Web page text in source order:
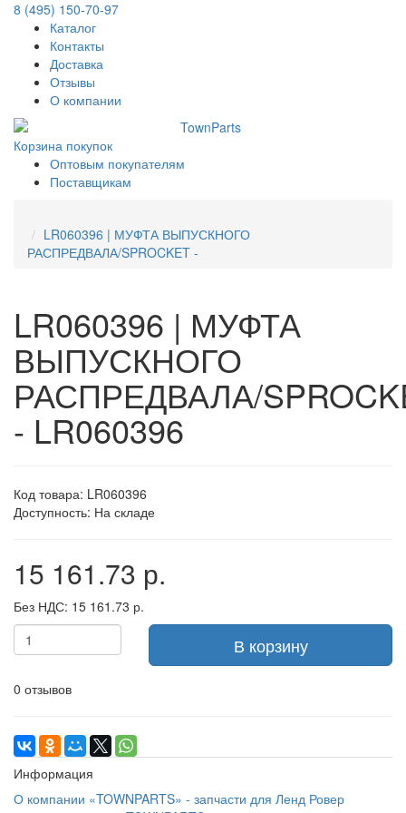
8 (495) 150-70-97
Каталог
Контакты
Доставка
Отзывы
О компании
Корзина покупок
Оптовым покупателям
Поставщикам
LR060396 | МУФТА ВЫПУСКНОГО
РАСПРЕДВАЛА/SPROCKET -
LR060396 | МУФТА
ВЫПУСКНОГО
РАСПРЕДВАЛА/
- LR060396
Код товара: LR060396
Доступность: На складе
15 161.73 р.
Без НДС: 15 161.73 р.
В корзину
0 отзывов
Информация
О компании «TOWNPARTS» - запчасти для Ленд Ровер